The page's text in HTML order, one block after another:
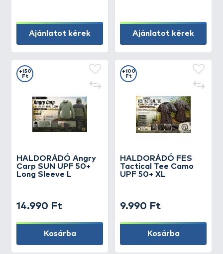
Ajánlatot kérek Ajánlatot kérek
HALDORÁDÓ Angry
Carp SUN UPF 50+
Long Sleeve L
+150
Ft
14.990 Ft
Kosárba
HALDORÁDÓ FES
Tactical Tee Camo
UPF 50+ XL
+100
Ft
9.990 Ft
Kosárba